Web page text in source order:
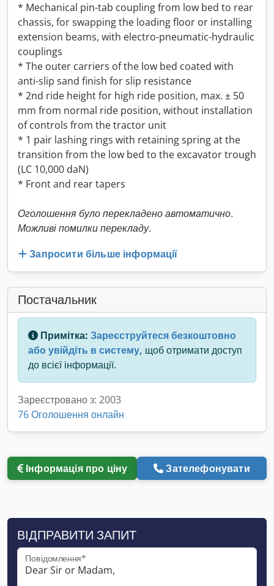
* Mechanical pin-tab coupling from low bed to rear
chassis, for swapping the loading floor or installing
extension beams, with electro-pneumatic-hydraulic
couplings
* The outer carriers of the low bed coated with
anti-slip sand finish for slip resistance
* 2nd ride height for high ride position, max. ± 50
mm from normal ride position, without installation
of controls from the tractor unit
* 1 pair lashing rings with retaining spring at the
transition from the low bed to the excavator trough
(LC 10,000 daN)
* Front and rear tapers
Оголошення було перекладено автоматично.
Можливі помилки перекладу.
Запросити більше інформації
Постачальник
Примітка: Зареєструйтеся безкоштовно
або увійдіть в систему, щоб отримати доступ
до всієї інформації.
Зареєстровано з: 2003
76 Оголошення онлайн
Інформація про ціну Зателефонувати
ВІДПРАВИТИ ЗАПИТ
Повідомлення*